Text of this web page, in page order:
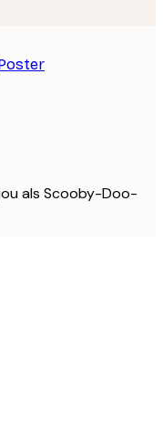
als Scooby-Doo-